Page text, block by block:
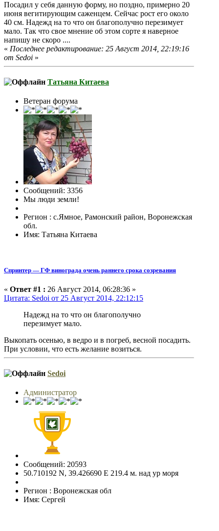
Посадил у себя данную форму, но поздно, примерно 20
июня вегитирующим саженцем. Сейчас рост его около
40 см. Надежд на то что он благополучно перезимует
мало. Так что свое мнение об этом сорте я наверное
напишу не скоро ....
« Последнее редактирование: 25 Август 2014, 22:19:16
от Sedoi »
Татьяна Китаева
Ветеран форума
Сообщений: 3356
Мы люди земли!
Регион : с.Ямное, Рамонский район, Воронежская
обл.
Имя: Татьяна Китаева
Спринтер — ГФ винограда очень раннего срока созревания
« Ответ #1 : 26 Август 2014, 06:28:36 »
Цитата: Sedoi от 25 Август 2014, 22:12:15
Надежд на то что он благополучно
перезимует мало.
Выкопать осенью, в ведро и в погреб, весной посадить.
При условии, что есть желание возиться.
Sedoi
Администратор
Сообщений: 20593
50.710192 N, 39.426690 E 219.4 м. над ур моря
Регион : Воронежская обл
Имя: Сергей